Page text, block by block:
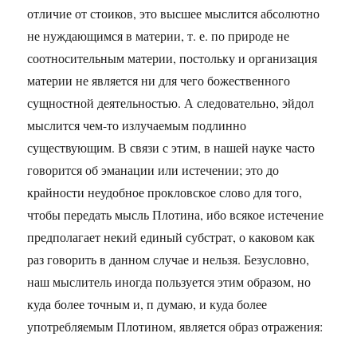
отличие от стоиков, это высшее мыслится абсолютно
не нуждающимся в материи, т. е. по природе не
соотносительным материи, постольку и организация
материи не является ни для чего божественного
сущностной деятельностью. А следовательно, эйдол
мыслится чем-то излучаемым подлинно
существующим. В связи с этим, в нашей науке часто
говорится об эманации или истечении; это до
крайности неудобное прокловское слово для того,
чтобы передать мысль Плотина, ибо всякое истечение
предполагает некий единый субстрат, о каковом как
раз говорить в данном случае и нельзя. Безусловно,
наш мыслитель иногда пользуется этим образом, но
куда более точным и, п думаю, и куда более
употребляемым Плотином, является образ отражения: